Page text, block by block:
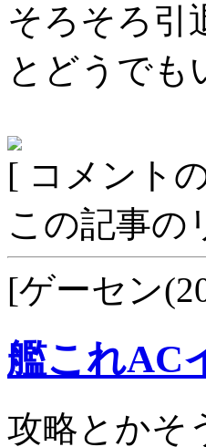
そろそろ引
とどうでも
[ コメント
この記事の
[ゲーセン
艦これAC
攻略とかそ